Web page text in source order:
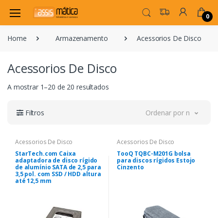
0
Home Armazenamento Acessorios De Disco
Acessorios De Disco
A mostrar 1–20 de 20 resultados
Filtros Ordenar por novidade
Acessorios De Disco
StarTech.com Caixa
adaptadora de disco rígido
de alumínio SATA de 2,5 para
3,5 pol. com SSD / HDD altura
até 12,5 mm
Acessorios De Disco
TooQ TQBC-M201G bolsa
para discos rígidos Estojo
Cinzento